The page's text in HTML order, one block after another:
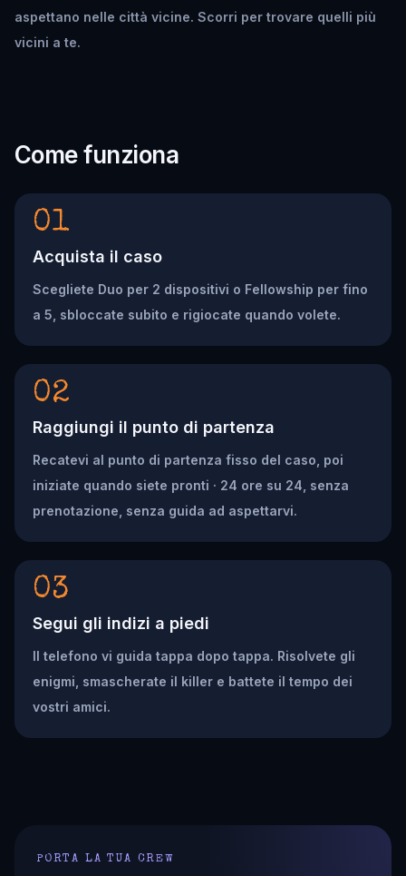
aspettano nelle città vicine. Scorri per trovare quelli più
vicini a te.
Come funziona
01
Acquista il caso
Scegliete Duo per 2 dispositivi o Fellowship per fino
a 5, sbloccate subito e rigiocate quando volete.
02
Raggiungi il punto di partenza
Recatevi al punto di partenza fisso del caso, poi
iniziate quando siete pronti · 24 ore su 24, senza
prenotazione, senza guida ad aspettarvi.
03
Segui gli indizi a piedi
Il telefono vi guida tappa dopo tappa. Risolvete gli
enigmi, smascherate il killer e battete il tempo dei
vostri amici.
PORTA LA TUA CREW